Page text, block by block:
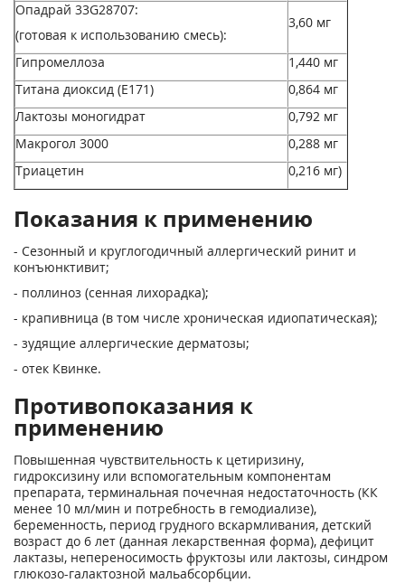
Опадрай 33G28707:
(готовая к использованию смесь):
3,60 мг
Гипромеллоза
1,440 мг
Титана диоксид (Е171)
0,864 мг
Лактозы моногидрат
0,792 мг
Макрогол 3000
0,288 мг
Триацетин
0,216 мг)
Показания к применению
- Сезонный и круглогодичный аллергический ринит и
конъюнктивит;
- поллиноз (сенная лихорадка);
- крапивница (в том числе хроническая идиопатическая);
- зудящие аллергические дерматозы;
- отек Квинке.
Противопоказания к
применению
Повышенная чувствительность к цетиризину,
гидроксизину или вспомогательным компонентам
препарата, терминальная почечная недостаточность (КК
менее 10 мл/мин и потребность в гемодиализе),
беременность, период грудного вскармливания, детский
возраст до 6 лет (данная лекарственная форма), дефицит
лактазы, непереносимость фруктозы или лактозы, синдром
глюкозо-галактозной мальабсорбции.